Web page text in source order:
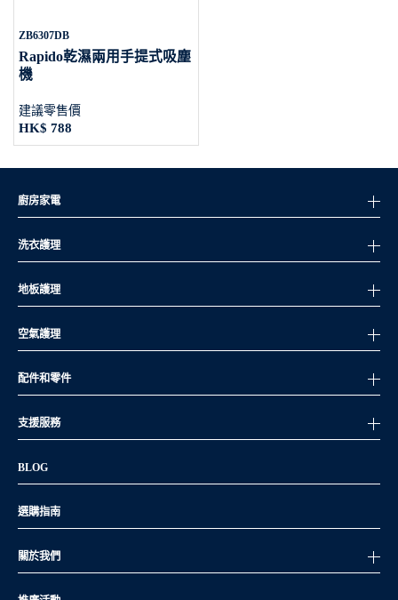
ZB6307DB
Rapido乾濕兩用手提式吸塵
機
建議零售價
HK$ 788
廚房家電
洗衣護理
地板護理
空氣護理
配件和零件
支援服務
BLOG
選購指南
關於我們